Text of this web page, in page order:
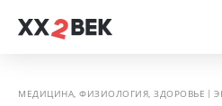
МЕДИЦИНА, ФИЗИОЛОГИЯ, ЗДОРОВЬЕ